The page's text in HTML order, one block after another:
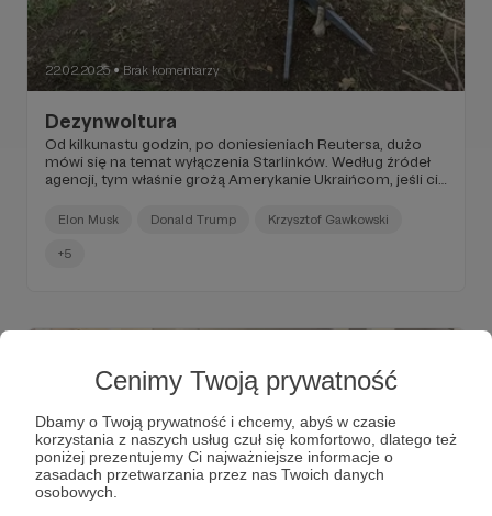
Cenimy Twoją prywatność
Dbamy o Twoją prywatność i chcemy, abyś w czasie
korzystania z naszych usług czuł się komfortowo, dlatego też
poniżej prezentujemy Ci najważniejsze informacje o
zasadach przetwarzania przez nas Twoich danych
osobowych.
22.02.2025 ● Brak komentarzy
Dezynwoltura
Od kilkunastu godzin, po doniesieniach Reutersa, dużo
mówi się na temat wyłączenia Starlinków. Według źródeł
agencji, tym właśnie grożą Amerykanie Ukraińcom, jeśli ci
Elon Musk Donald Trump Krzysztof Gawkowski
+5